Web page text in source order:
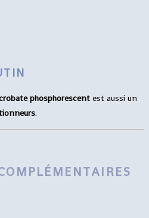
phosphorescent est aussi un
.